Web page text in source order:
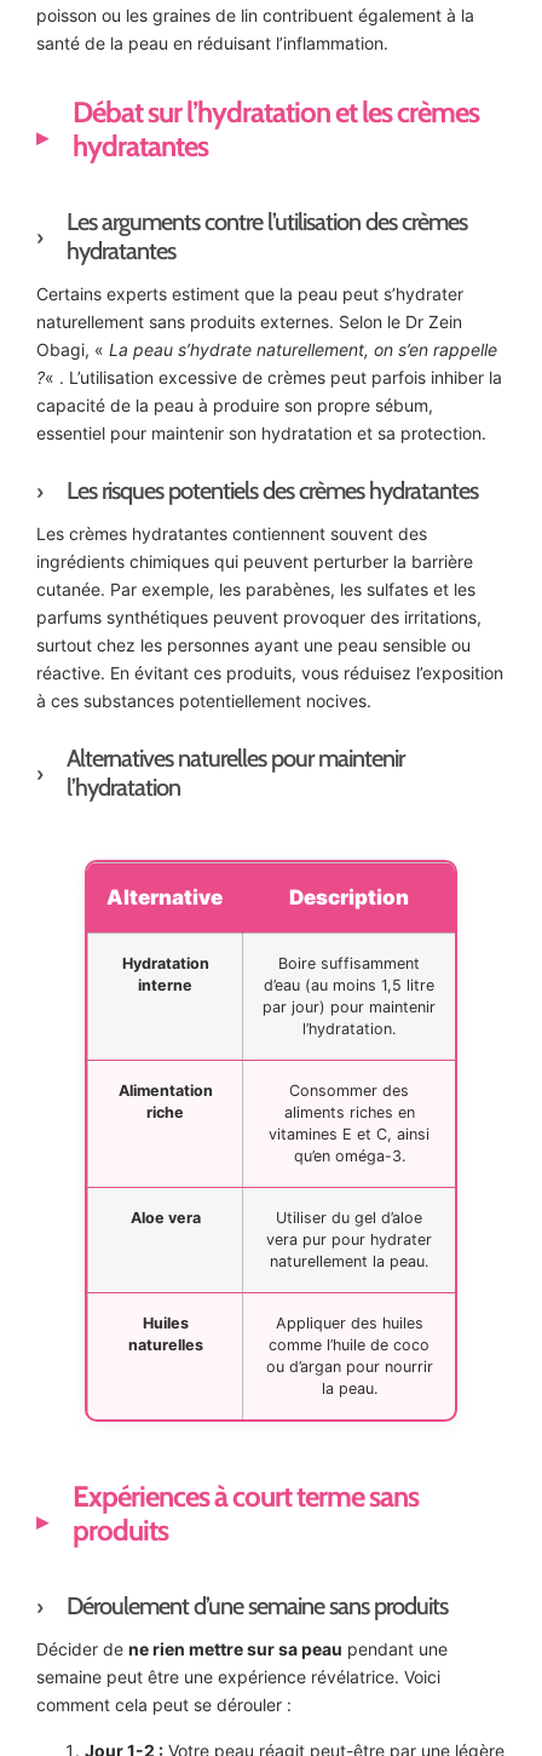
poisson ou les graines de lin contribuent également à la
santé de la peau en réduisant l’inflammation.
Débat sur l’hydratation et les crèmes
hydratantes
Les arguments contre l’utilisation des crèmes
hydratantes
Certains experts estiment que la peau peut s’hydrater
naturellement sans produits externes. Selon le Dr Zein
Obagi, « La peau s’hydrate naturellement, on s’en rappelle
?« . L’utilisation excessive de crèmes peut parfois inhiber la
capacité de la peau à produire son propre sébum,
essentiel pour maintenir son hydratation et sa protection.
Les risques potentiels des crèmes hydratantes
Les crèmes hydratantes contiennent souvent des
ingrédients chimiques qui peuvent perturber la barrière
cutanée. Par exemple, les parabènes, les sulfates et les
parfums synthétiques peuvent provoquer des irritations,
surtout chez les personnes ayant une peau sensible ou
réactive. En évitant ces produits, vous réduisez l’exposition
à ces substances potentiellement nocives.
Alternatives naturelles pour maintenir
l’hydratation
Alternative Description
Hydratation
interne
Boire suffisamment
d’eau (au moins 1,5 litre
par jour) pour maintenir
l’hydratation.
Alimentation
riche
Consommer des
aliments riches en
vitamines E et C, ainsi
qu’en oméga-3.
Aloe vera
Utiliser du gel d’aloe
vera pur pour hydrater
naturellement la peau.
Huiles
naturelles
Appliquer des huiles
comme l’huile de coco
ou d’argan pour nourrir
la peau.
Expériences à court terme sans
produits
Déroulement d’une semaine sans produits
Décider de ne rien mettre sur sa peau pendant une
semaine peut être une expérience révélatrice. Voici
comment cela peut se dérouler :
Jour 1-2 : Votre peau réagit peut-être par une légère